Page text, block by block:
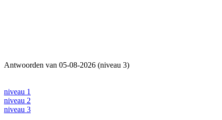
Antwoorden van 05-08-2026 (niveau 3)
niveau 1
niveau 2
niveau 3